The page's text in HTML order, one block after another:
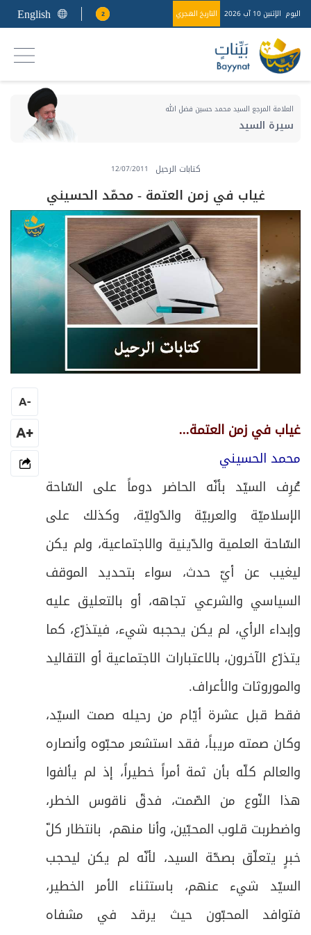
اليوم الإثنين 10 آب 2026 التاريخ الهجري 2
English
العلامة المرجع السيد محمد حسين فضل الله
سيرة السيد
كتابات الرحيل 12/07/2011
غياب في زمن العتمة - محمّد الحسيني
غياب في زمن العتمة...
محمد الحسيني
عُرِف السيّد بأنّه الحاضر دوماً على السّاحة
الإسلاميّة والعربيّة والدّوليّة، وكذلك على
السّاحة العلمية والدّينية والاجتماعية، ولم يكن
ليغيب عن أيّ حدث، سواء بتحديد الموقف
السياسي والشرعي تجاهه، أو بالتعليق عليه
وإبداء الرأي، لم يكن يحجبه شيء، فيتذرّع، كما
يتذرّع الآخرون، بالاعتبارات الاجتماعية أو التقاليد
والموروثات والأعراف.
فقط قبل عشرة أيّام من رحيله صمت السيّد،
وكان صمته مريباً، فقد استشعر محبّوه وأنصاره
والعالم كلّه بأن ثمة أمراً خطيراً، إذ لم يألفوا
هذا النّوع من الصّمت، فدقّ ناقوس الخطر،
واضطربت قلوب المحبّين، وأنا منهم، بانتظار كلّ
خبرٍ يتعلّق بصحّة السيد، لأنّه لم يكن ليحجب
السيّد شيء عنهم، باستثناء الأمر الخطير،
فتوافد المحبّون حيث يرقد في مشفاه
-
A
+A